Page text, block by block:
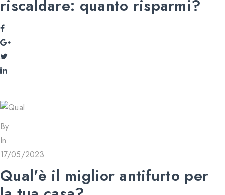
riscaldare: quanto risparmi?
By
In
17/05/2023
Qual'è il miglior antifurto per